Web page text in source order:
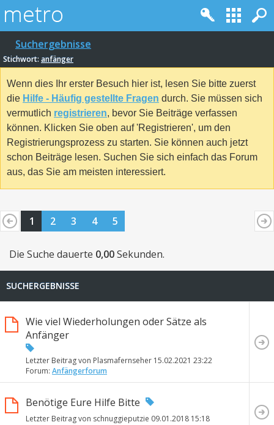
Suchergebnisse
Stichwort: anfänger
Wenn dies Ihr erster Besuch hier ist, lesen Sie bitte zuerst
die Hilfe - Häufig gestellte Fragen durch. Sie müssen sich
vermutlich registrieren, bevor Sie Beiträge verfassen
können. Klicken Sie oben auf 'Registrieren', um den
Registrierungsprozess zu starten. Sie können auch jetzt
schon Beiträge lesen. Suchen Sie sich einfach das Forum
aus, das Sie am meisten interessiert.
1 2 3 4 5
Die Suche dauerte 0,00Sekunden.
SUCHERGEBNISSE
Wie viel Wiederholungen oder Sätze als
Anfänger
Letzter Beitrag von Plasmafernseher 15.02.2021 23:22
Forum: Anfängerforum
Benötige Eure Hilfe Bitte
Letzter Beitrag von schnuggieputzie 09.01.2018 15:18